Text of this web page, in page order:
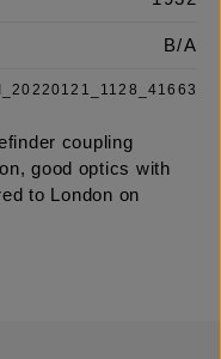
B/A
coupling
good optics with
to London on